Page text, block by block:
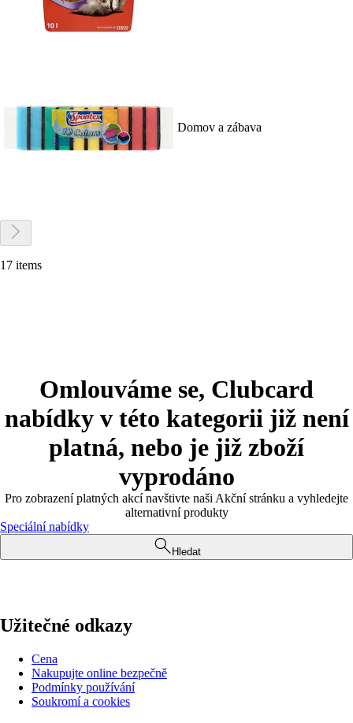
Domov a zábava
17 items
Omlouváme se, Clubcard
nabídky v této kategorii již není
platná, nebo je již zboží
vyprodáno
Pro zobrazení platných akcí navštivte naši Akční stránku a vyhledejte
alternativní produkty
Speciální nabídky
Hledat
Užitečné odkazy
Cena
Nakupujte online bezpečně
Podmínky používání
Soukromí a cookies